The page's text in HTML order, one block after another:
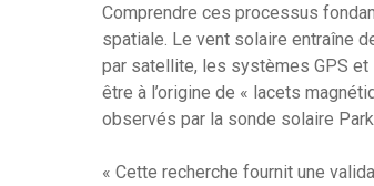
Comprendre ces processus
spatiale. Le vent solaire entraîne
par satellite, les systèmes GPS et
être à l’origine de « lacets
observés par la sonde solaire
« Cette recherche fournit une